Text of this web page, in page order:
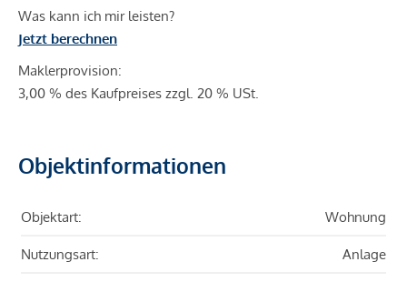
Was kann ich mir leisten?
Jetzt berechnen
Maklerprovision:
3,00 % des Kaufpreises zzgl. 20 % USt.
Objektinformationen
Objektart: Wohnung
Nutzungsart: Anlage